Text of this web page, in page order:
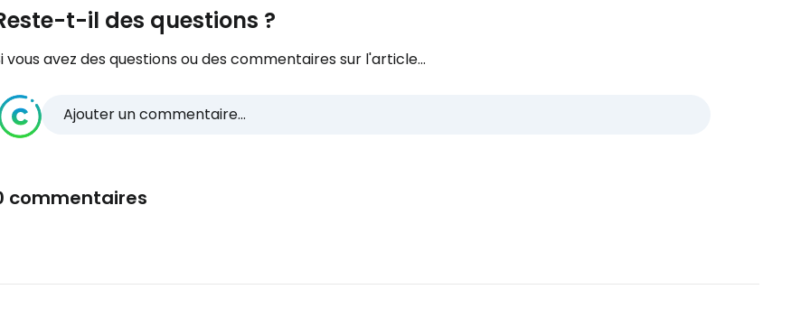
t-il des questions ?
vous avez des questions ou des commentaires sur l'article...
Ajouter un commentaire...
commentaires